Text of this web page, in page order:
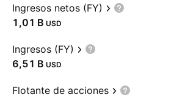
Ingresos netos (FY)
‪1,01 B‬ USD
Ingresos (FY)
‪6,51 B‬ USD
Flotante de acciones